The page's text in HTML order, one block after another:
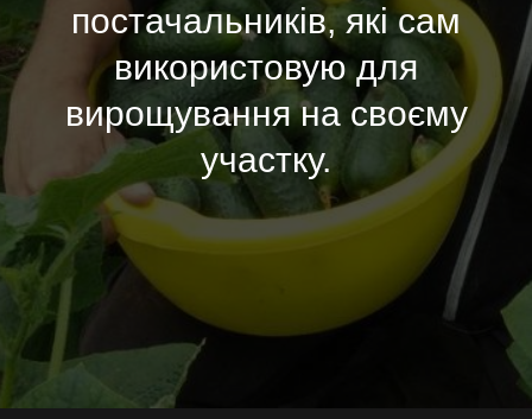
постачальників, які сам
використовую для
вирощування на своєму
участку.